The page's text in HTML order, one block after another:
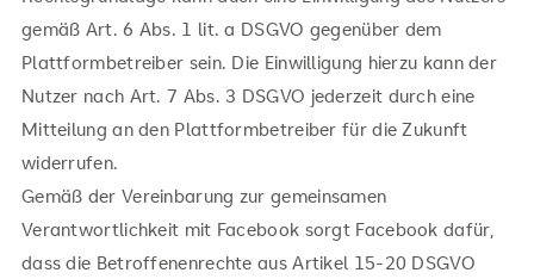
gemäß Art. 6 Abs. 1 lit. a DSGVO gegenüber dem
Plattformbetreiber sein. Die Einwilligung hierzu kann der
Nutzer nach Art. 7 Abs. 3 DSGVO jederzeit durch eine
Mitteilung an den Plattformbetreiber für die Zukunft
widerrufen.
Gemäß der Vereinbarung zur gemeinsamen
Verantwortlichkeit mit Facebook sorgt Facebook dafür,
dass die Betroffenenrechte aus Artikel 15-20 DSGVO